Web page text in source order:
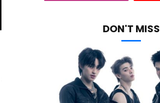
DON'T MISS